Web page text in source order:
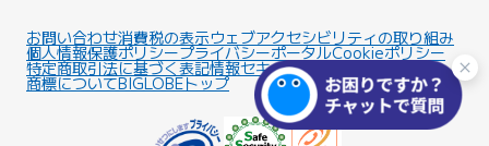
お問い合わせ消費税の表示ウェブアクセシビリティの取り組み
個人情報保護ポリシープライバシーポータルCookieポリシー
特定商取引法に基づく表記情報セキュリティ基本方針
商標についてBIGLOBEトップ